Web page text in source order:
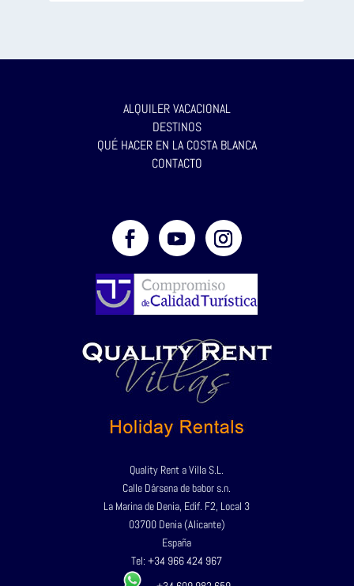
ALQUILER VACACIONAL
DESTINOS
QUÉ HACER EN LA COSTA BLANCA
CONTACTO
Quality Rent a Villa S.L.
Calle Dársena de babor s.n.
La Marina de Denia, Edif. F2, Local 3
03700 Denia (Alicante)
España
Tel: +34 966 424 967